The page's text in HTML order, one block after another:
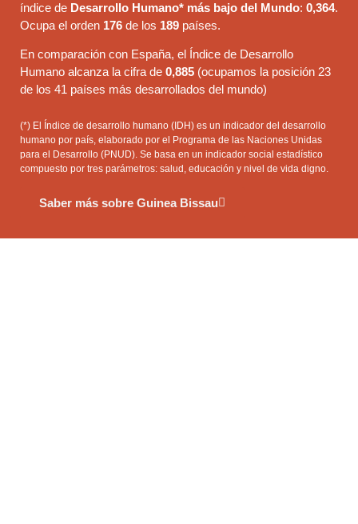
índice de Desarrollo Humano* más bajo del Mundo: 0,364.
Ocupa el orden 176 de los 189 países.
En comparación con España, el Índice de Desarrollo
Humano alcanza la cifra de 0,885 (ocupamos la posición 23
de los 41 países más desarrollados del mundo)
(*) El Índice de desarrollo humano (IDH) es un indicador del desarrollo
humano por país, elaborado por el Programa de las Naciones Unidas
para el Desarrollo (PNUD). Se basa en un indicador social estadístico
compuesto por tres parámetros: salud, educación y nivel de vida digno.
Saber más sobre Guinea Bissau